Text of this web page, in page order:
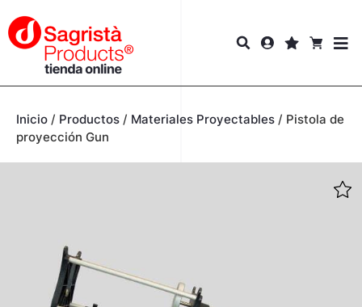
Inicio / Productos / Materiales Proyectables / Pistola de
proyección Gun